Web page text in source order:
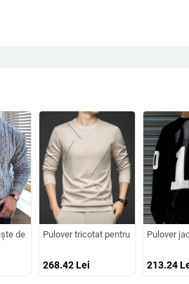
din fibre de poliester, cald pentru ținute
lejer, bloc de culori
lungi, lână 30–35%, fără cute
de toamnă-iarna, gros tricot torsadat,
Pulover tricotat pentru bărbați, guler
268.42Lei
Pulover
213.24